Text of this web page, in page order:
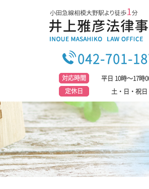
042-701-
対応時間
平日 10時～17時
定休日
土・日・祝日